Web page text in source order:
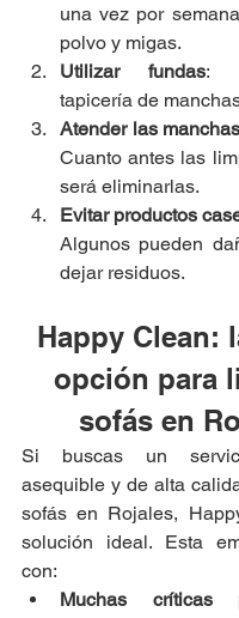
una vez por
polvo y migas.
Utilizar fundas:
tapicería de
Atender las
Cuanto antes las
será eliminarlas.
Evitar productos
Algunos pueden
dejar residuos.
Happy Clean:
opción para
sofás en
Si buscas un
asequible y de alta
sofás en Rojales,
solución ideal. Esta
con:
Muchas críticas